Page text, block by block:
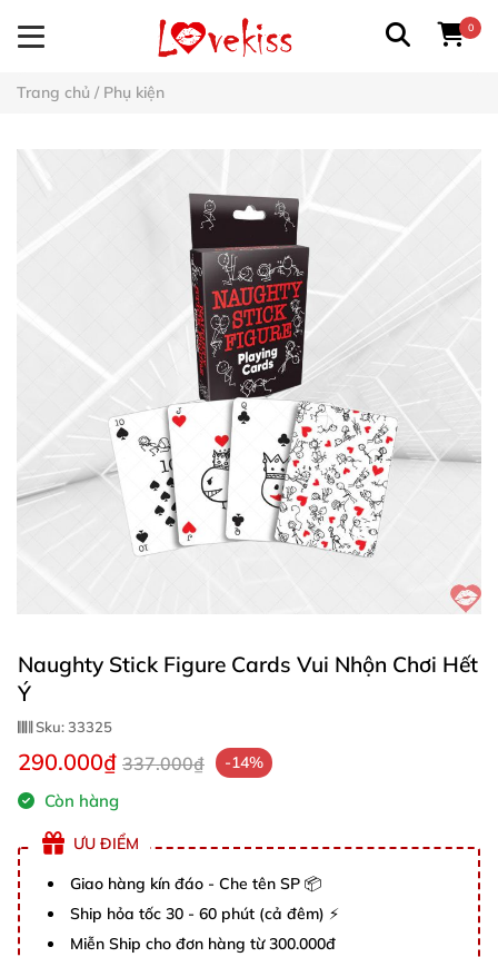
0
Trang chủ / Phụ kiện
Naughty Stick Figure Cards Vui Nhộn Chơi Hết
Ý
Sku:33325
290.000₫ 337.000₫ -14%
Còn hàng
ƯU ĐIỂM
Giao hàng kín đáo - Che tên SP 📦
Ship hỏa tốc 30 - 60 phút (cả đêm) ⚡
Miễn Ship cho đơn hàng từ 300.000đ